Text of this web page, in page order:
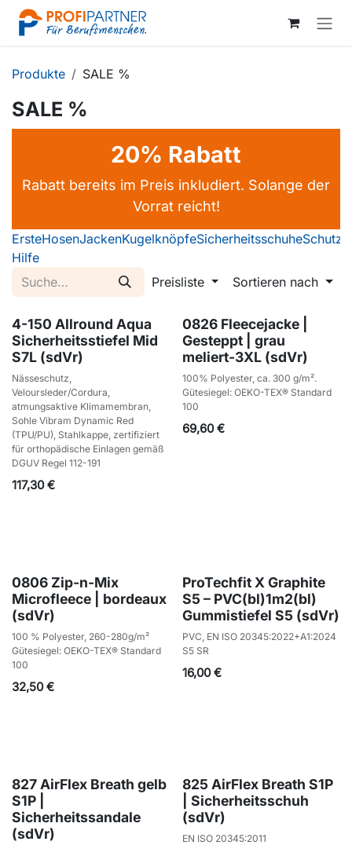
Zum Inhalt springen
Produkte SALE %
SALE %
20% Rabatt
Rabatt bereits im Preis inkludiert. Solange der
Vorrat reicht!
Erste
Hilfe
HosenJackenKugelknöpfeSicherheitsschuhe
Preisliste Sortieren nach
4-150 Allround Aqua
Sicherheitsstiefel Mid
S7L (sdVr)
Nässeschutz,
Veloursleder/Cordura,
atmungsaktive Klimamembran,
Sohle Vibram Dynamic Red
(TPU/PU), Stahlkappe, zertifiziert
für orthopädische Einlagen gemäß
DGUV Regel 112-191
117,30€
0826 Fleecejacke |
Gesteppt | grau
meliert-3XL (sdVr)
100% Polyester, ca. 300 g/m².
Gütesiegel: OEKO-TEX® Standard
100
69,60€
0806 Zip-n-Mix
Microfleece | bordeaux
(sdVr)
100 % Polyester, 260-280g/m²
Gütesiegel: OEKO-TEX® Standard
100
32,50€
ProTechfit X Graphite
S5 – PVC(bl)1m2(bl)
Gummistiefel S5 (sdVr)
PVC, EN ISO 20345:2022+A1:2024
S5 SR
16,00€
827 AirFlex Breath gelb
S1P |
Sicherheitssandale
(sdVr)
825 AirFlex Breath S1P
| Sicherheitsschuh
(sdVr)
EN ISO 20345:2011